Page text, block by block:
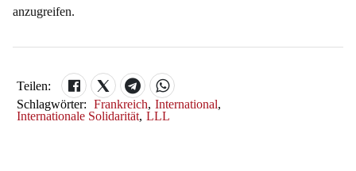
anzugreifen.
Teilen:
Schlagwörter: Frankreich, International,
Internationale Solidarität, LLL